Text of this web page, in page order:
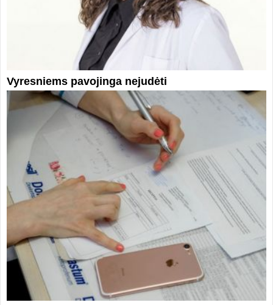
Vyresniems pavojinga nejudėti